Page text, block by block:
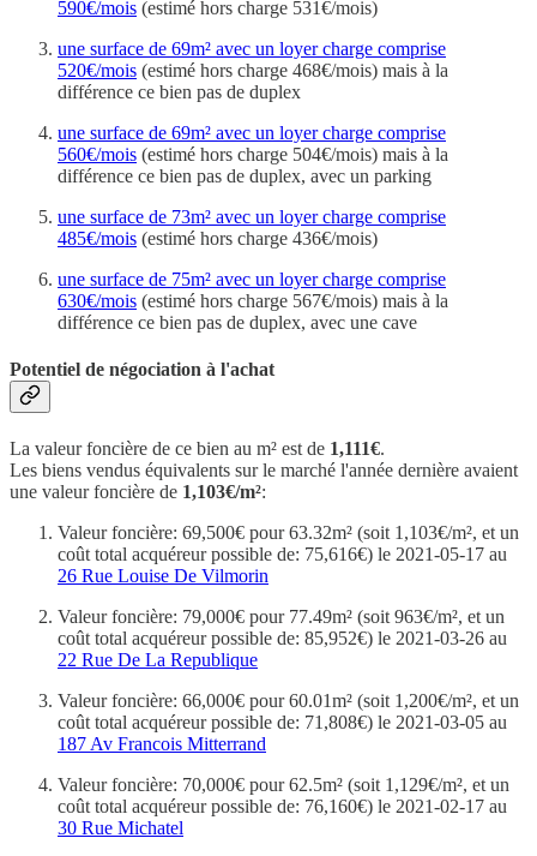
590€/mois (estimé hors charge 531€/mois)
une surface de 69m² avec un loyer charge comprise
520€/mois (estimé hors charge 468€/mois) mais à la
différence ce bien pas de duplex
une surface de 69m² avec un loyer charge comprise
560€/mois (estimé hors charge 504€/mois) mais à la
différence ce bien pas de duplex, avec un parking
une surface de 73m² avec un loyer charge comprise
485€/mois (estimé hors charge 436€/mois)
une surface de 75m² avec un loyer charge comprise
630€/mois (estimé hors charge 567€/mois) mais à la
différence ce bien pas de duplex, avec une cave
Potentiel de négociation à l'achat
La valeur foncière de ce bien au m² est de 1,111€.
Les biens vendus équivalents sur le marché l'année dernière avaient
une valeur foncière de 1,103€/m²:
Valeur foncière: 69,500€ pour 63.32m² (soit 1,103€/m², et un
coût total acquéreur possible de: 75,616€) le 2021-05-17 au
26 Rue Louise De Vilmorin
Valeur foncière: 79,000€ pour 77.49m² (soit 963€/m², et un
coût total acquéreur possible de: 85,952€) le 2021-03-26 au
22 Rue De La Republique
Valeur foncière: 66,000€ pour 60.01m² (soit 1,200€/m², et un
coût total acquéreur possible de: 71,808€) le 2021-03-05 au
187 Av Francois Mitterrand
Valeur foncière: 70,000€ pour 62.5m² (soit 1,129€/m², et un
coût total acquéreur possible de: 76,160€) le 2021-02-17 au
30 Rue Michatel